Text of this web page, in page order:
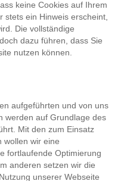
keine Cookies auf Ihrem
ein Hinweis erscheint,
Die vollständige
dazu führen, dass Sie
nutzen können.
aufgeführten und von uns
werden auf Grundlage des
Mit den zum Einsatz
wollen wir eine
fortlaufende Optimierung
anderen setzen wir die
unserer Webseite